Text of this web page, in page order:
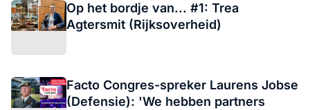
Op het bordje van... #1: Trea
Agtersmit (Rijksoverheid)
Facto Congres-spreker Laurens Jobse
(Defensie): 'We hebben partners